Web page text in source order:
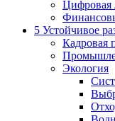
Цифровая
5 Устойчивое
Кадровая
Экология